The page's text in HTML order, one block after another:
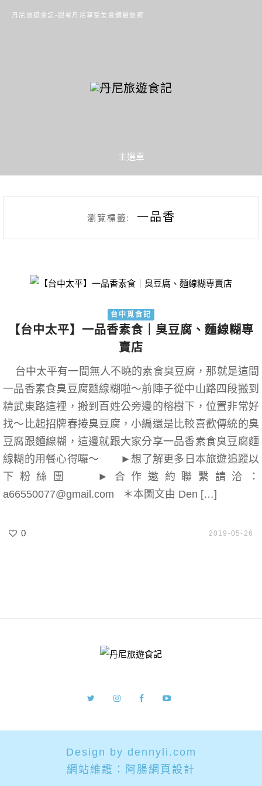
丹尼旅遊食記-跟著丹尼享受美食體驗旅遊
主選單
瀏覽標籤: 一品香
台中覓食記
【台中太平】一品香素食｜臭豆腐、麵線糊專
賣店
台中太平有一間無人不曉的素食臭豆腐，那就是這間
一品香素食臭豆腐麵線糊啦～前陣子從中山路四段搬到
精武東路這裡，搬到百姓公旁邊的榕樹下，位置非常好
找～比起招牌春捲臭豆腐，小編還是比較喜歡傳統的臭
豆腐跟麵線糊，這邊就跟大家分享一品香素食臭豆腐麵
線糊的用餐心得囉～ ►想了解更多日本旅遊追蹤以
下粉絲團 ►合作邀約聯繫請洽：
a66550077@gmail.com ＊本圖文由 Den […]
0 2019-05-26
Design by dennyli.com
網站維護： 阿腸網頁設計